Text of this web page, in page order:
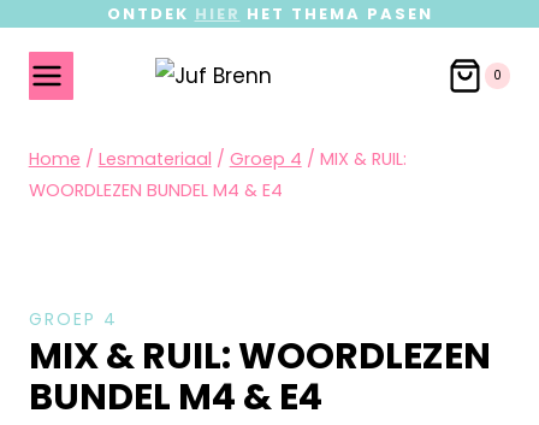
ONTDEK HIER HET THEMA PASEN
0
Home / Lesmateriaal / Groep 4 / MIX & RUIL:
WOORDLEZEN BUNDEL M4 & E4
GROEP 4
MIX & RUIL: WOORDLEZEN
BUNDEL M4 & E4